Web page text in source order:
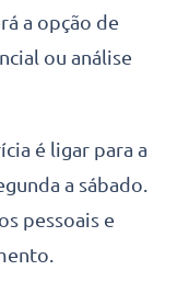
a opção de
ou análise
é ligar para a
a sábado.
pessoais e